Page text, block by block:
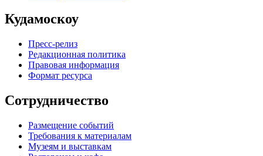
Кудамоскоу
Пресс-релиз
Редакционная политика
Правовая информация
Формат ресурса
Сотрудничество
Размещение событий
Требования к материалам
Музеям и выставкам